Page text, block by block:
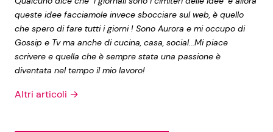
queste idee facciamole invece sbocciare sul web, è quello
che spero di fare tutti i giorni ! Sono Aurora e mi occupo di
Gossip e Tv ma anche di cucina, casa, social...Mi piace
scrivere e quella che è sempre stata una passione è
diventata nel tempo il mio lavoro!
Altri articoli →